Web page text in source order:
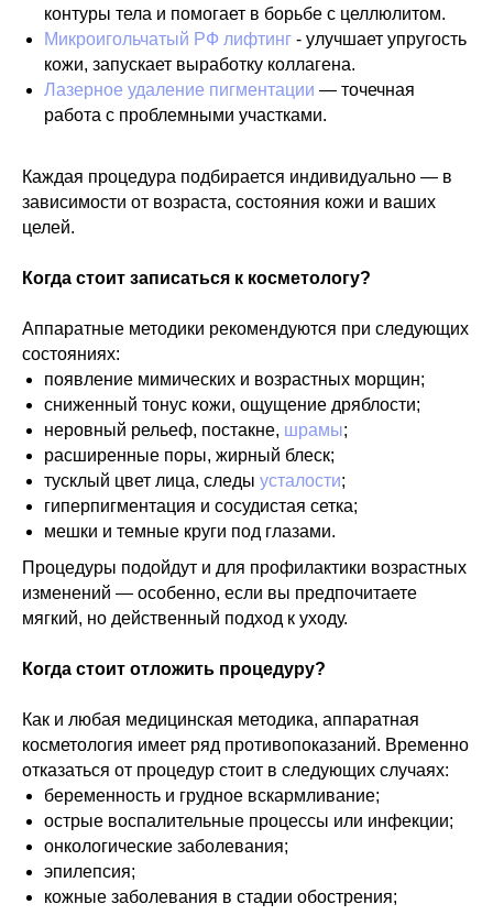
контуры тела и помогает в борьбе с целлюлитом.
Микроигольчатый РФ лифтинг - улучшает упругость
кожи, запускает выработку коллагена.
Лазерное удаление пигментации — точечная
работа с проблемными участками.
Каждая процедура подбирается индивидуально — в
зависимости от возраста, состояния кожи и ваших
целей.
Когда стоит записаться к косметологу?
Аппаратные методики рекомендуются при следующих
состояниях:
появление мимических и возрастных морщин;
сниженный тонус кожи, ощущение дряблости;
неровный рельеф, постакне, шрамы;
расширенные поры, жирный блеск;
тусклый цвет лица, следы усталости;
гиперпигментация и сосудистая сетка;
мешки и темные круги под глазами.
Процедуры подойдут и для профилактики возрастных
изменений — особенно, если вы предпочитаете
мягкий, но действенный подход к уходу.
Когда стоит отложить процедуру?
Как и любая медицинская методика, аппаратная
косметология имеет ряд противопоказаний. Временно
отказаться от процедур стоит в следующих случаях:
беременность и грудное вскармливание;
острые воспалительные процессы или инфекции;
онкологические заболевания;
эпилепсия;
кожные заболевания в стадии обострения;